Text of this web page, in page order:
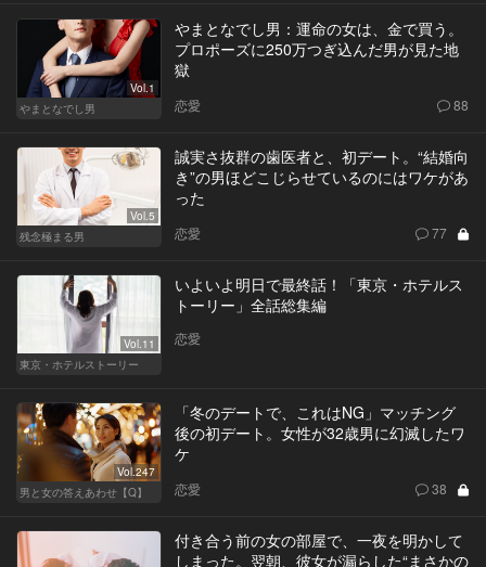
Vol.1
やまとなでし男
やまとなでし男：運命の女は、金で買う。
プロポーズに250万つぎ込んだ男が見た地
獄
恋愛 88
Vol.5
残念極まる男
誠実さ抜群の歯医者と、初デート。“結婚向
き”の男ほどこじらせているのにはワケがあ
った
恋愛 77
Vol.11
東京・ホテルストーリー
いよいよ明日で最終話！「東京・ホテルス
トーリー」全話総集編
恋愛
Vol.247
男と女の答えあわせ【Q】
「冬のデートで、これはNG」マッチング
後の初デート。女性が32歳男に幻滅したワ
ケ
恋愛 38
付き合う前の女の部屋で、一夜を明かして
しまった。翌朝、彼女が漏らした“まさかの